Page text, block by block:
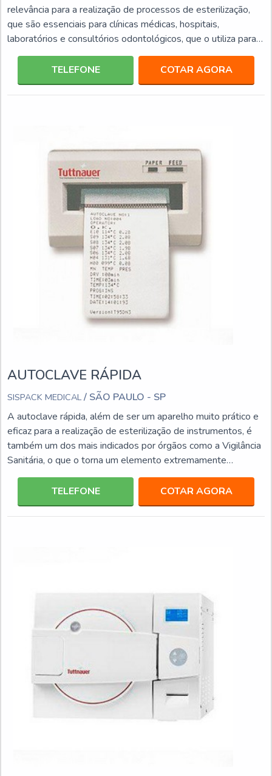
relevância para a realização de processos de esterilização,
que são essenciais para clínicas médicas, hospitais,
laboratórios e consultórios odontológicos, que o utiliza para
eliminação de bactérias de diversos produtos, entre eles:
Instrumentos; Acessórios; Placas; Tubos de cultura.Este tipo
de equipamento por ter uma elevada capacidade de
performance e eficiência, traz mais agilidade aos
TELEFONE COTAR AGORA
AUTOCLAVE RÁPIDA
SISPACK MEDICAL / SÃO PAULO - SP
A autoclave rápida, além de ser um aparelho muito prático e
eficaz para a realização de esterilização de instrumentos, é
também um dos mais indicados por órgãos como a Vigilância
Sanitária, o que o torna um elemento extremamente
confiável para ter um local longe do perigo de infecções.
Além disso, a autoclave é um equipamento que alia diversas
vantagens, que o torna uma aquisição segura, entre elas:
Possui custo acessível; É compatível com diversos tipos de
TELEFONE COTAR AGORA